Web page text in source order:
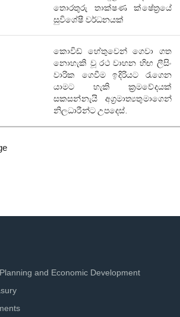
තොරතුරු තාක්ෂණ ක්ෂේත්‍රයේ
සුවිශේෂී වර්ධනයක්
කොවිඩ් හේතුවෙන් ගෙවා ගත
නොහැකි වූ රථ වාහන හිඟ ලීසිං
වාරික ගෙවීම ඉදිරියට රැගෙන
යාමට හැකි ක්‍රමවේදයක්
සකසන්නැයි අග්‍රමාත්‍යතුමාගෙන්
නිලධාරීන්ට උපදෙස්.
Set
and Economic Development